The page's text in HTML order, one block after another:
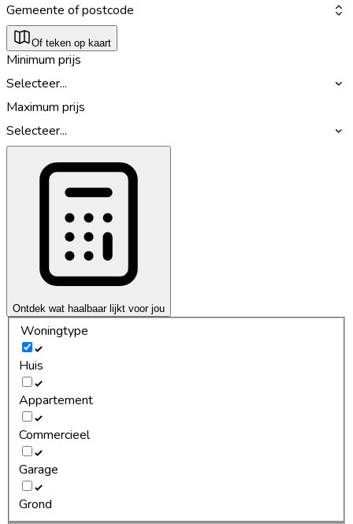
Gemeente of postcode
Of teken op kaart
Minimum prijs
Selecteer...
Maximum prijs
Selecteer...
Ontdek wat haalbaar lijkt voor jou
Woningtype
Huis
Appartement
Commercieel
Garage
Grond